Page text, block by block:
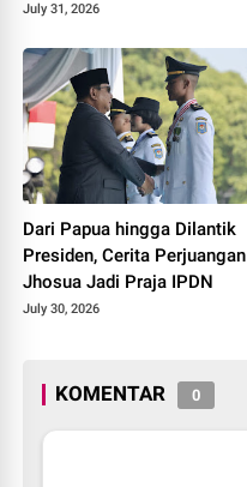
SD hingga Pengemudi Ojol
July 31, 2026
Dari Papua hingga Dilantik
Presiden, Cerita Perjuangan
Jhosua Jadi Praja IPDN
July 30, 2026
KOMENTAR 0